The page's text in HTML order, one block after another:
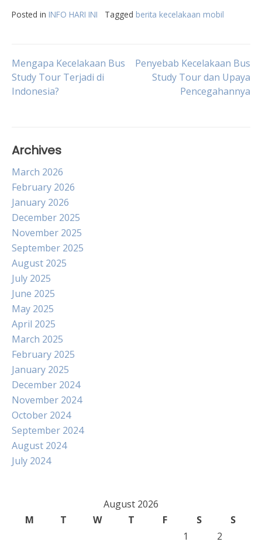
Posted in INFO HARI INI Tagged berita kecelakaan mobil
Post
navigation
Mengapa Kecelakaan Bus
Study Tour Terjadi di
Indonesia?
Penyebab Kecelakaan Bus
Study Tour dan Upaya
Pencegahannya
Archives
March 2026
February 2026
January 2026
December 2025
November 2025
September 2025
August 2025
July 2025
June 2025
May 2025
April 2025
March 2025
February 2025
January 2025
December 2024
November 2024
October 2024
September 2024
August 2024
July 2024
August 2026
M
T W T F S
S
1
2